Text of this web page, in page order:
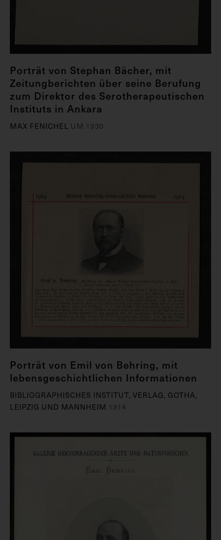
Porträt von Stephan Bächer, mit
Zeitungberichten über seine Berufung
zum Direktor des Serotherapeutischen
Instituts in Ankara
MAX FENICHEL UM 1930
Porträt von Emil von Behring, mit
lebensgeschichtlichen Informationen
BIBLIOGRAPHISCHES INSTITUT, VERLAG, GOTHA,
LEIPZIG UND MANNHEIM 1914